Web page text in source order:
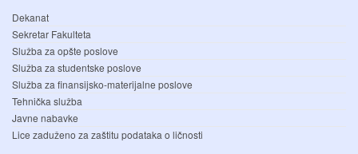
Dekanat
Sekretar Fakulteta
Služba za opšte poslove
Služba za studentske poslove
Služba za finansijsko-materijalne poslove
Tehnička služba
Javne nabavke
Lice zaduženo za zaštitu podataka o ličnosti